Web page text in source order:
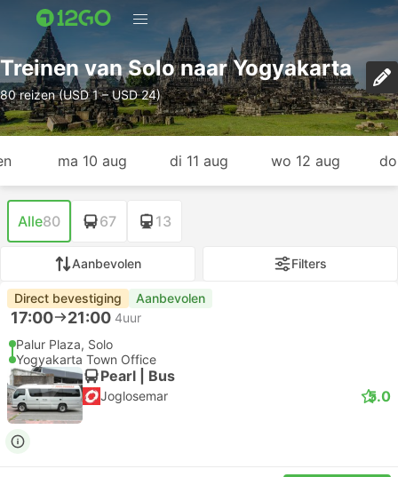
Treinen van Solo naar Yogyakarta
80 reizen (USD 1 – USD 24)
ma 10 aug di 11 aug wo 12 aug
Alle80 67 13
Aanbevolen Filters
Direct bevestiging Aanbevolen
17:00 21:00 4uur
Palur Plaza, Solo
Yogyakarta Town Office
Pearl | Bus
Joglosemar 5.0